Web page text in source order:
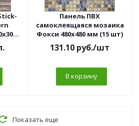
Панель ПВХ
самоклеящаяся мозаика
Фокси 480х480 мм (15 шт)
131.10 руб./шт
В корзину
Показать еще